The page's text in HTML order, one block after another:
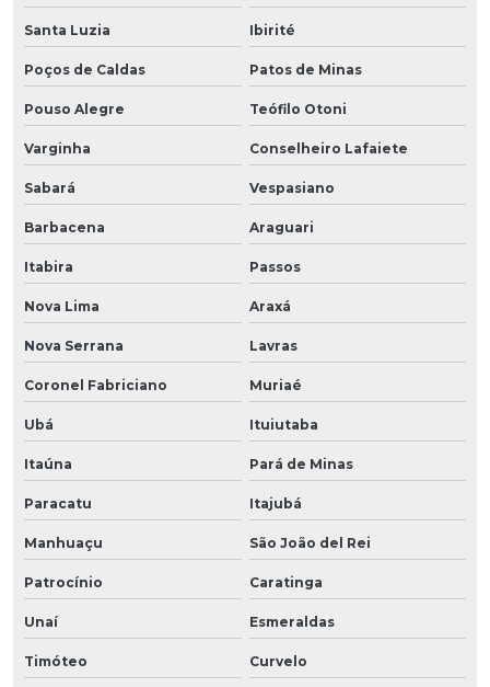
Santa Luzia Ibirité
Poços de Caldas Patos de Minas
Pouso Alegre Teófilo Otoni
Varginha Conselheiro Lafaiete
Sabará Vespasiano
Barbacena Araguari
Itabira Passos
Nova Lima Araxá
Nova Serrana Lavras
Coronel Fabriciano Muriaé
Ubá Ituiutaba
Itaúna Pará de Minas
Paracatu Itajubá
Manhuaçu São João del Rei
Patrocínio Caratinga
Unaí Esmeraldas
Timóteo Curvelo